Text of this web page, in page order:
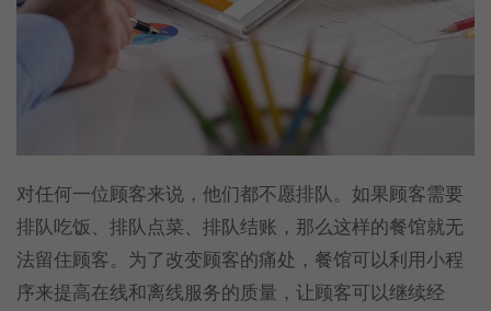
对任何一位顾客来说，他们都不愿排队。如果顾客需要
排队吃饭、排队点菜、排队结账，那么这样的餐馆就无
法留住顾客。为了改变顾客的痛处，餐馆可以利用小程
序来提高在线和离线服务的质量，让顾客可以继续经